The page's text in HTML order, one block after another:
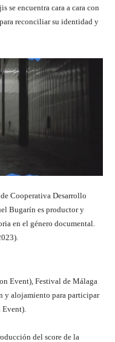
se encuentra cara a cara con
reconciliar su identidad y
Cooperativa Desarrollo
Bugarín es productor y
en el género documental.
Event), Festival de Málaga
y alojamiento para participar
del score de la